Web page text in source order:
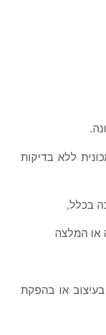
ללא בדיקות
בכלל,
או המלצה
או בהפקת